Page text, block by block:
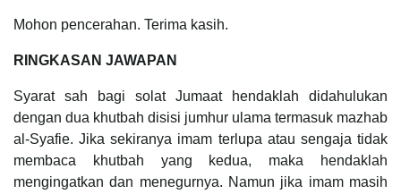
Mohon pencerahan. Terima kasih.
RINGKASAN JAWAPAN
Syarat sah bagi solat Jumaat hendaklah didahulukan
dengan dua khutbah disisi jumhur ulama termasuk mazhab
al-Syafie. Jika sekiranya imam terlupa atau sengaja tidak
membaca khutbah yang kedua, maka hendaklah
mengingatkan dan menegurnya. Namun jika imam masih